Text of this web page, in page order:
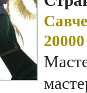
20000